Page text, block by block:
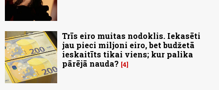
Trīs eiro muitas nodoklis. Iekasēti
jau pieci miljoni eiro, bet budžetā
ieskaitīts tikai viens; kur palika
pārējā nauda? 4